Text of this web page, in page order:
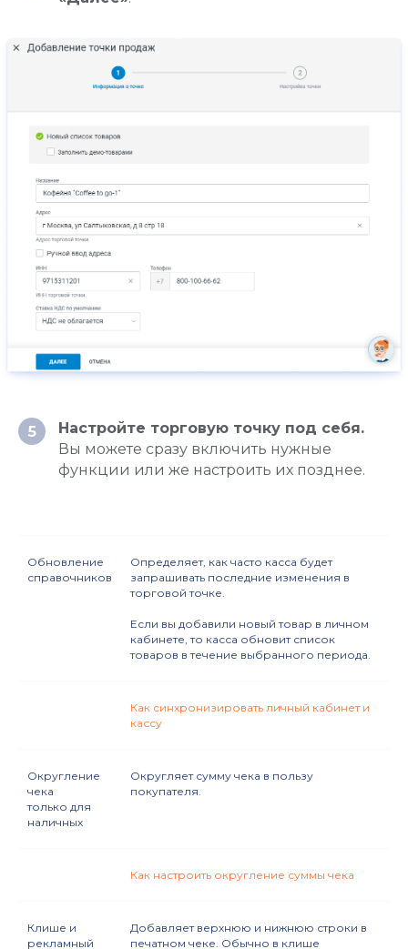
5
Настройте торговую точку под себя.
Вы можете сразу включить нужные
функции или же настроить их позднее.
Обновление
справочников
Определяет, как часто касса будет
запрашивать последние изменения в
торговой точке.
Если вы добавили новый товар в личном
кабинете, то касса обновит список
товаров в течение выбранного периода.
Как синхронизировать личный кабинет и
кассу
Округление
чека
только для
наличных
Округляет сумму чека в пользу
покупателя.
Как настроить округление суммы чека
Клише и
рекламный
Добавляет верхнюю и нижнюю строки в
печатном чеке. Обычно в клише